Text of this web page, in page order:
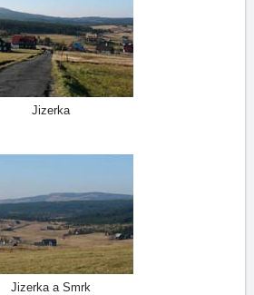
Jizerka
Jizerka a Smrk